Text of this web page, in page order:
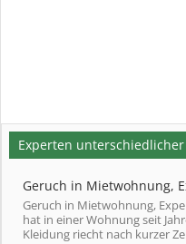
Experten
Geruch in Mietwohnung,
Geruch in Mietwohnung,
hat in einer Wohnung seit
Kleidung riecht nach kurzer